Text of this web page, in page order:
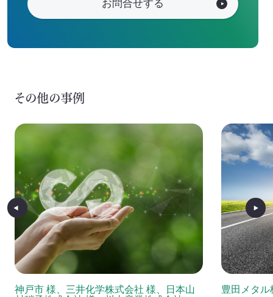
お問合せする
その他の事例
神戸市 様、三井化学株式会社 様、日本山
豊田メタル